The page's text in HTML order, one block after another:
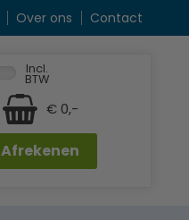
Over ons Contact
Incl.
BTW
€ 0,-
Afrekenen